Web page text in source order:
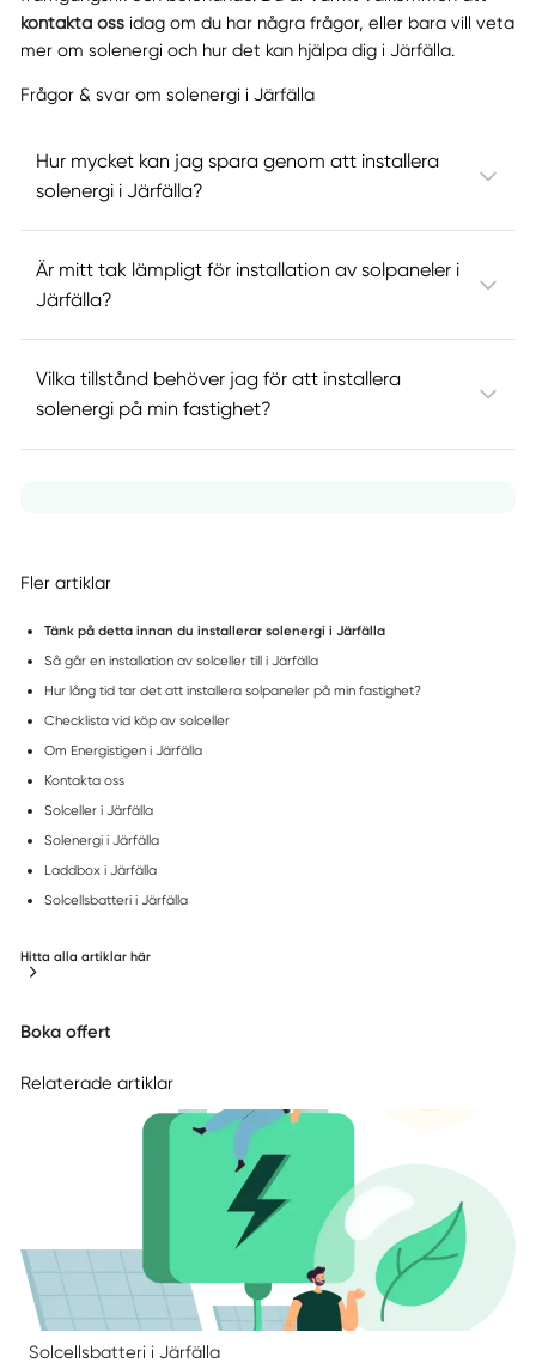
kontakta ossidag om du har några frågor, eller bara vill veta
mer om solenergi och hur det kan hjälpa dig i Järfälla.
Frågor & svar om solenergi i Järfälla
Hur mycket kan jag spara genom att installera
solenergi i Järfälla?
Är mitt tak lämpligt för installation av solpaneler i
Järfälla?
Vilka tillstånd behöver jag för att installera
solenergi på min fastighet?
Fler artiklar
Tänk på detta innan du installerar solenergi i Järfälla
Så går en installation av solceller till i Järfälla
Hur lång tid tar det att installera solpaneler på min fastighet?
Checklista vid köp av solceller
Om Energistigen i Järfälla
Kontakta oss
Solceller i Järfälla
Solenergi i Järfälla
Laddbox i Järfälla
Solcellsbatteri i Järfälla
Hitta alla artiklar här
Boka offert
Relaterade artiklar
Solcellsbatteri i Järfälla